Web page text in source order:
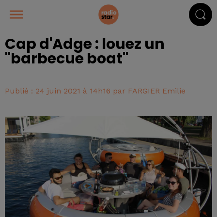
Cap d'Adge : louez un
"barbecue boat"
Publié : 24 juin 2021 à 14h16 par FARGIER Emilie